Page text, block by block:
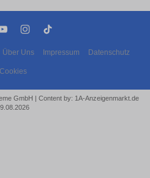
Über Uns Impressum Datenschutz
Cookies
GmbH | Content by: 1A-Anzeigenmarkt.de